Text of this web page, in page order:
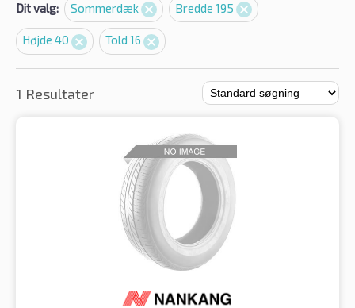
Dit valg: Sommerdæk Bredde 195
Højde 40 Told 16
1 Resultater